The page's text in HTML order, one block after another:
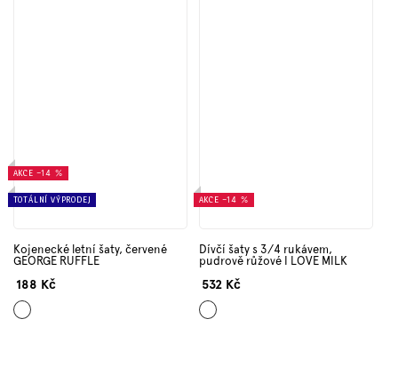
AKCE –14 %
TOTÁLNÍ VÝPRODEJ
Kojenecké letní šaty, červené
GEORGE RUFFLE
188 Kč
Červená
AKCE –14 %
Dívčí šaty s 3/4 rukávem,
pudrově růžové I LOVE MILK
532 Kč
Světle
růžová